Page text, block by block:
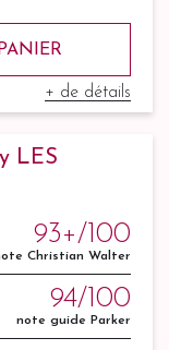
+ de détails
LES
93+/100
Christian Walter
94/100
note guide Parker